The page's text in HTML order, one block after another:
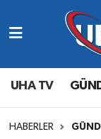
UHA TV
HABERLER
Abone Ol
Gündem
Ekonomi
Nöbetçi
Hava
Namaz